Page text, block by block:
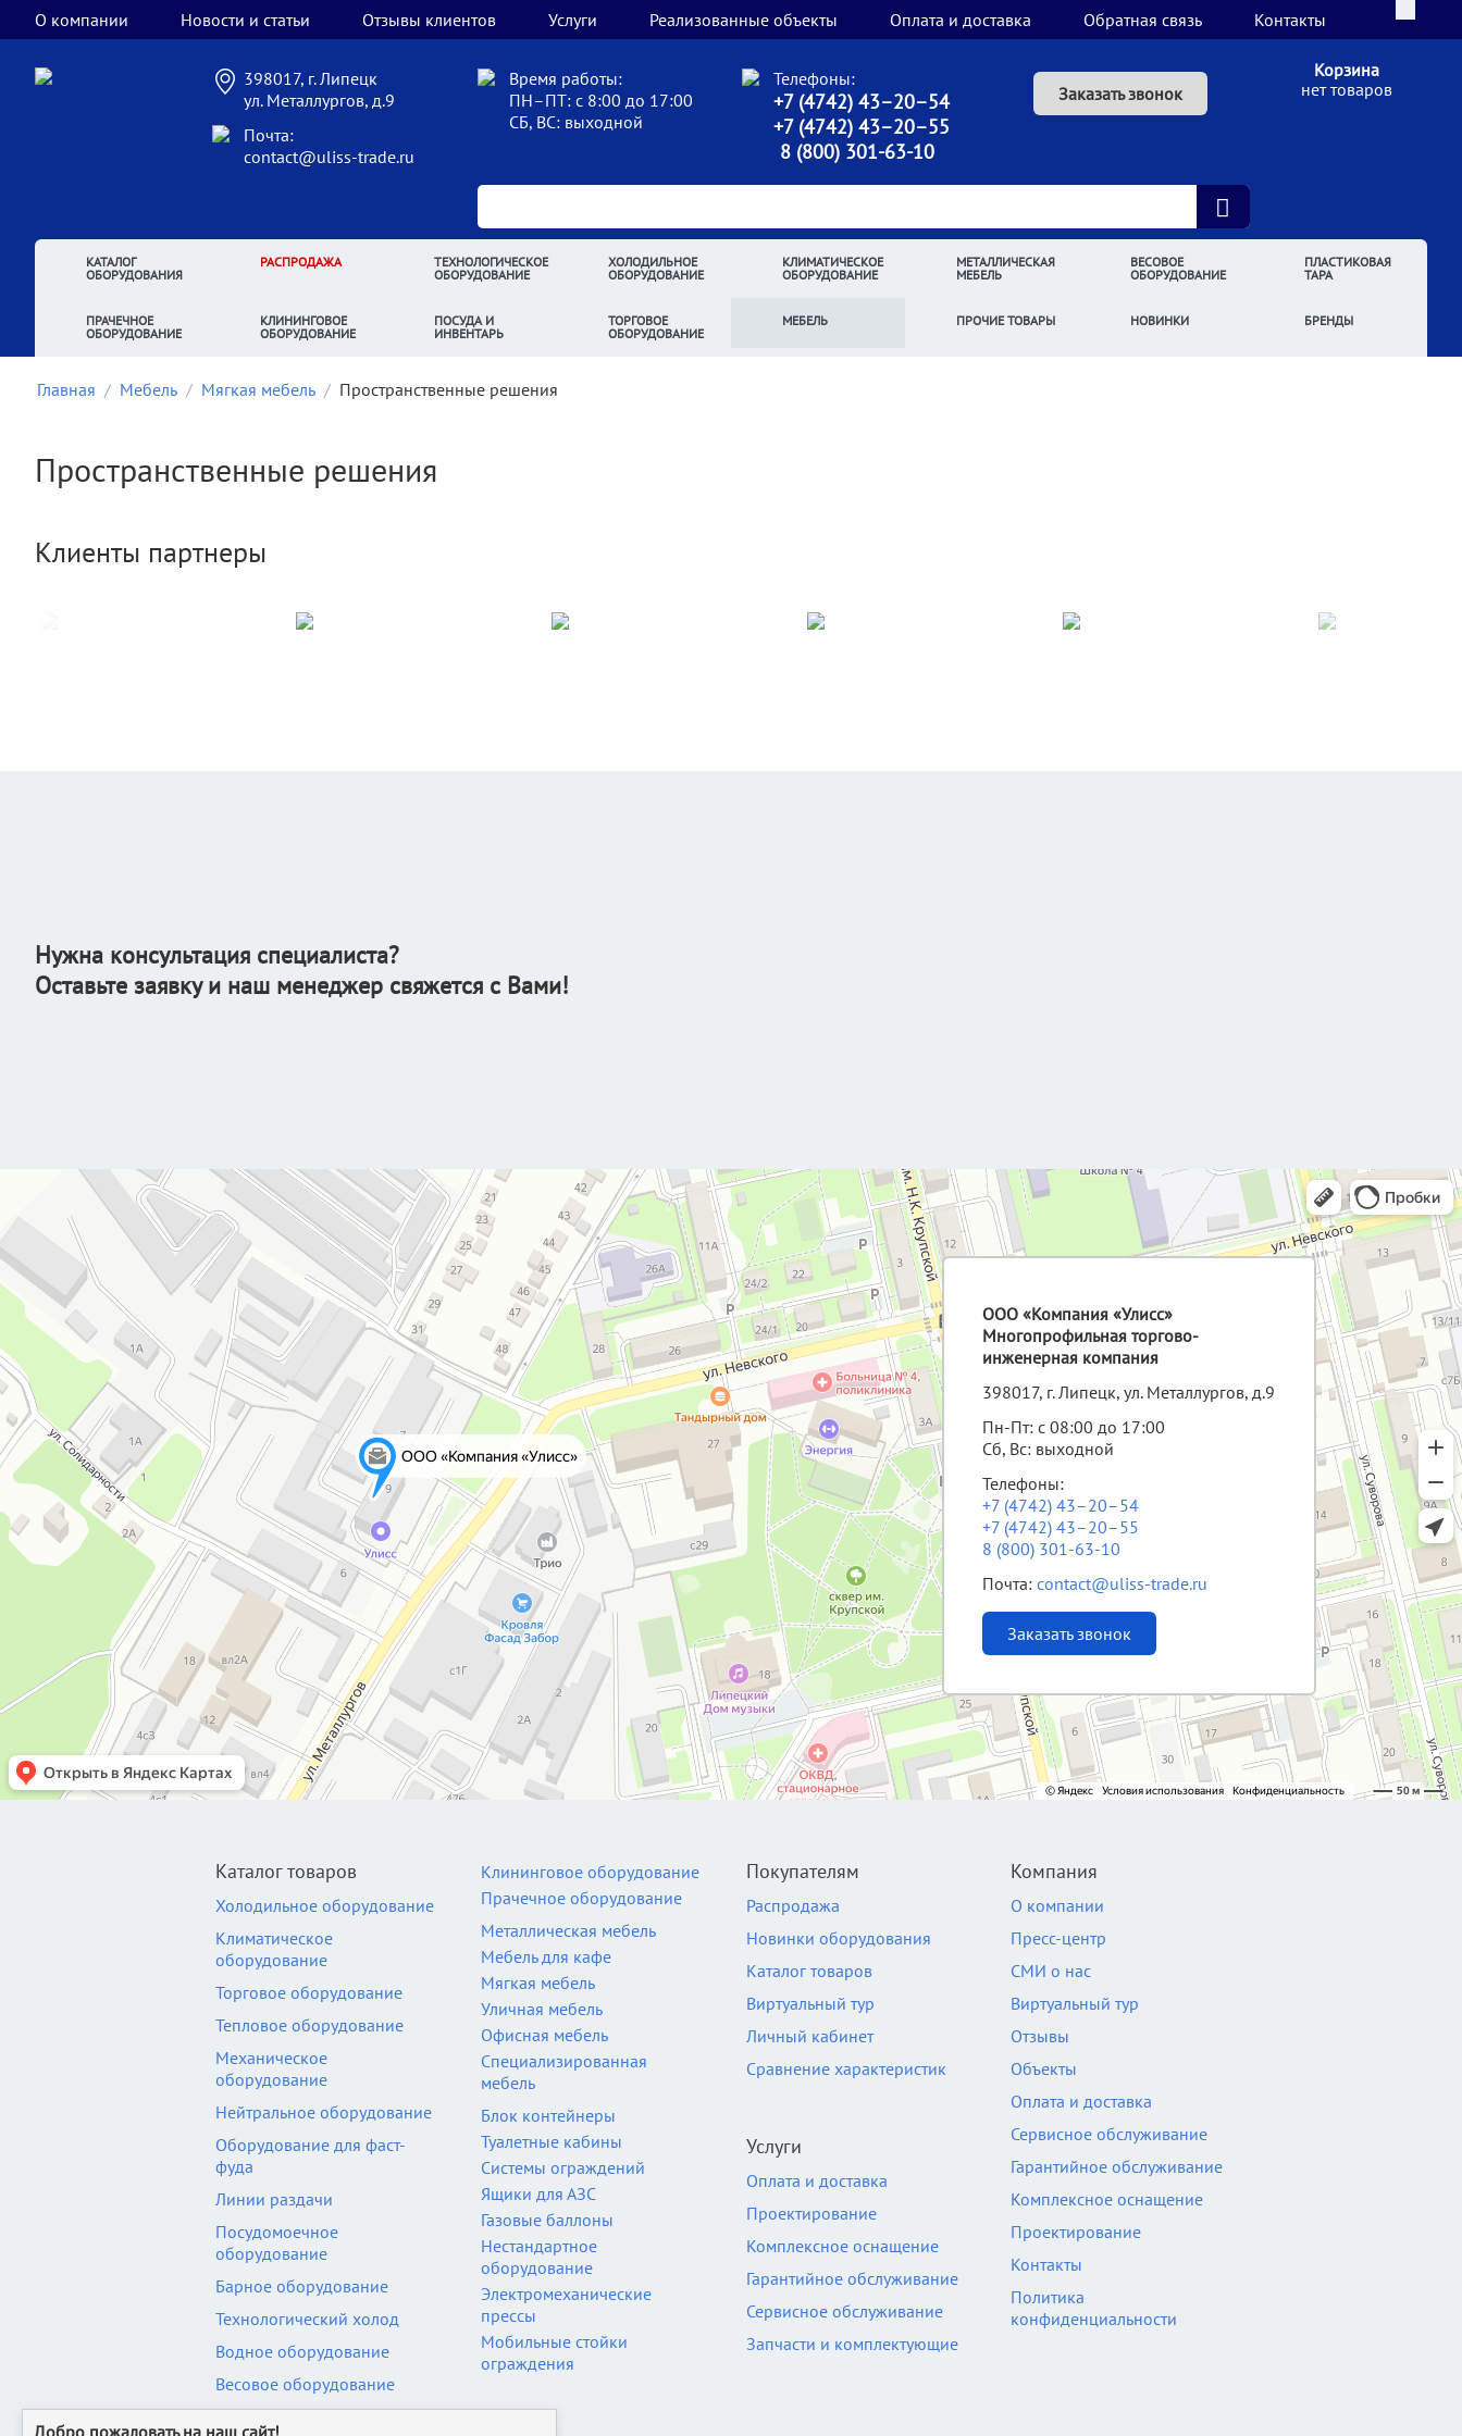
О компании Новости и статьи Отзывы клиентов Услуги Реализованные объекты Оплата и доставка Обратная связь Контакты
398017, г. Липецк
ул. Металлургов, д.9
Почта:
contact@uliss-trade.ru
Время работы:
ПН–ПТ: с 8:00 до 17:00
СБ, ВС: выходной
Телефоны:
+7 (4742) 43–20–54
+7 (4742) 43–20–55
8 (800) 301-63-10
Заказать звонок
Корзина
нет товаров
КАТАЛОГ
ОБОРУДОВАНИЯ
РАСПРОДАЖА
ТЕХНОЛОГИЧЕСКОЕ
ОБОРУДОВАНИЕ
ХОЛОДИЛЬНОЕ
ОБОРУДОВАНИЕ
КЛИМАТИЧЕСКОЕ
ОБОРУДОВАНИЕ
МЕТАЛЛИЧЕСКАЯ
МЕБЕЛЬ
ВЕСОВОЕ
ОБОРУДОВАНИЕ
ПЛАСТИКОВАЯ
ТАРА
ПРАЧЕЧНОЕ
ОБОРУДОВАНИЕ
КЛИНИНГОВОЕ
ОБОРУДОВАНИЕ
ПОСУДА И
ИНВЕНТАРЬ
ТОРГОВОЕ
ОБОРУДОВАНИЕ
МЕБЕЛЬ ПРОЧИЕ ТОВАРЫ НОВИНКИ БРЕНДЫ
Главная / Мебель / Мягкая мебель / Пространственные решения
Пространственные решения
Клиенты партнеры
Нужна консультация специалиста?
Оставьте заявку и наш менеджер свяжется с Вами!
ООО «Компания «Улисс»
Многопрофильная торгово-
инженерная компания
398017, г. Липецк, ул. Металлургов, д.9
Пн-Пт: с 08:00 до 17:00
Сб, Вс: выходной
Телефоны:
+7 (4742) 43–20–54
+7 (4742) 43–20–55
8 (800) 301-63-10
Почта: contact@uliss-trade.ru
Заказать звонок
Каталог товаров
Холодильное оборудование
Климатическое
оборудование
Торговое оборудование
Тепловое оборудование
Механическое
оборудование
Нейтральное оборудование
Оборудование для фаст-
фуда
Линии раздачи
Посудомоечное
оборудование
Барное оборудование
Технологический холод
Водное оборудование
Весовое оборудование
Пластиковая тара
Клининговое оборудование
Прачечное оборудование
Металлическая мебель
Мебель для кафе
Мягкая мебель
Уличная мебель
Офисная мебель
Специализированная
мебель
Блок контейнеры
Туалетные кабины
Системы ограждений
Ящики для АЗС
Газовые баллоны
Нестандартное
оборудование
Электромеханические
прессы
Мобильные стойки
ограждения
Покупателям
Распродажа
Новинки оборудования
Каталог товаров
Виртуальный тур
Личный кабинет
Сравнение характеристик
Услуги
Оплата и доставка
Проектирование
Комплексное оснащение
Гарантийное обслуживание
Сервисное обслуживание
Запчасти и комплектующие
Компания
О компании
Пресс-центр
СМИ о нас
Виртуальный тур
Отзывы
Объекты
Оплата и доставка
Сервисное обслуживание
Гарантийное обслуживание
Комплексное оснащение
Проектирование
Контакты
Политика
конфиденциальности
Добро пожаловать на наш сайт!